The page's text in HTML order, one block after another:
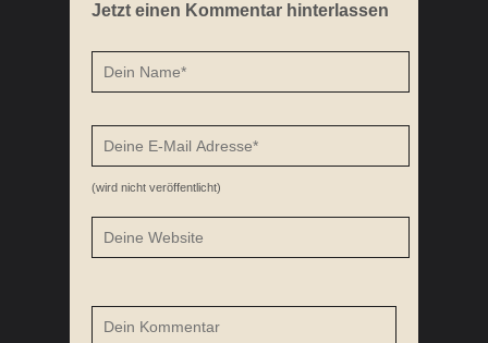
Jetzt einen Kommentar hinterlassen
(wird nicht veröffentlicht)